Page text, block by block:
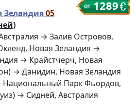
1289
Зеландия05
→ Залив Островов,
Новая Зеландия →
→ Крайстчерч, Новая
→ Данидин, Новая Зеландия
Парк Фьордов,
→ Сидней, Австралия